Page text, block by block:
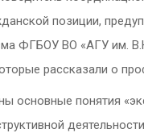
позиции,
ФГБОУ ВО «АГУ им.
рассказали о
основные понятия